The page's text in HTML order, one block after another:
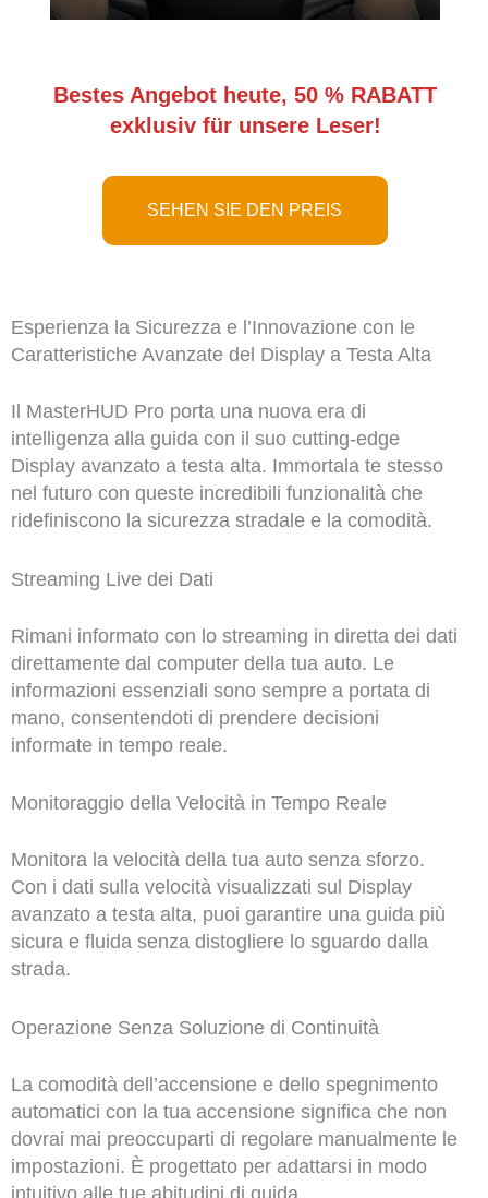
Bestes Angebot heute, 50 % RABATT
exklusiv für unsere Leser!
SEHEN SIE DEN PREIS
Esperienza la Sicurezza e l’Innovazione con le
Caratteristiche Avanzate del Display a Testa Alta
Il MasterHUD Pro porta una nuova era di
intelligenza alla guida con il suo cutting-edge
Display avanzato a testa alta. Immortala te stesso
nel futuro con queste incredibili funzionalità che
ridefiniscono la sicurezza stradale e la comodità.
Streaming Live dei Dati
Rimani informato con lo streaming in diretta dei dati
direttamente dal computer della tua auto. Le
informazioni essenziali sono sempre a portata di
mano, consentendoti di prendere decisioni
informate in tempo reale.
Monitoraggio della Velocità in Tempo Reale
Monitora la velocità della tua auto senza sforzo.
Con i dati sulla velocità visualizzati sul Display
avanzato a testa alta, puoi garantire una guida più
sicura e fluida senza distogliere lo sguardo dalla
strada.
Operazione Senza Soluzione di Continuità
La comodità dell’accensione e dello spegnimento
automatici con la tua accensione significa che non
dovrai mai preoccuparti di regolare manualmente le
impostazioni. È progettato per adattarsi in modo